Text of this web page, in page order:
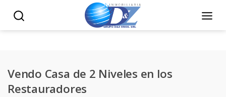
Vendo Casa de 2 Niveles en los
Restauradores